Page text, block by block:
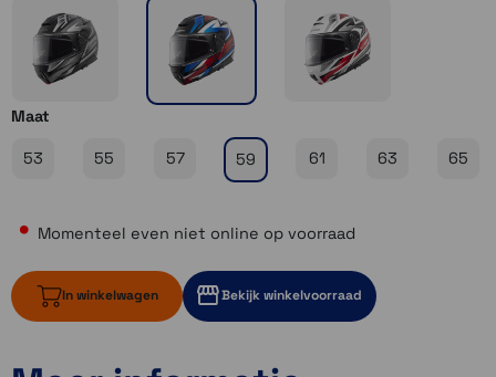
Maat
53 55 57 59 61 63 65
Momenteel even niet online op voorraad
In winkelwagen Bekijk winkelvoorraad